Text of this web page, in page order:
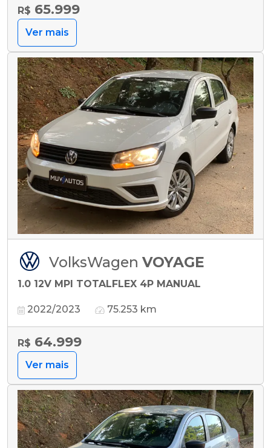
R$ 65.999
Ver mais
VolksWagen VOYAGE
1.0 12V MPI TOTALFLEX 4P MANUAL
2022/2023 75.253 km
R$ 64.999
Ver mais